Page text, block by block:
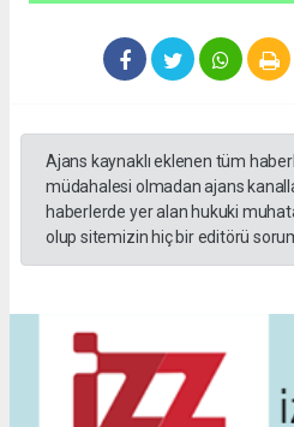
Ajans kaynaklı eklenen tüm
müdahalesi olmadan ajans
haberlerde yer alan hukuki
olup sitemizin hiç bir editörü